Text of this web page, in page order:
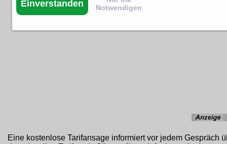
Eine kostenlose Tarifansage informiert vor jedem Gespräch
Einverstanden
Notwendigen